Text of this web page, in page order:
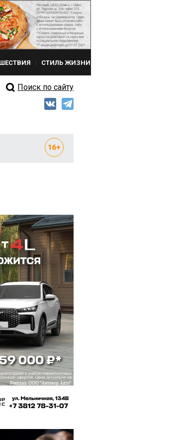
СТИЛЬ ЖИЗНИ
Поиск по сайту